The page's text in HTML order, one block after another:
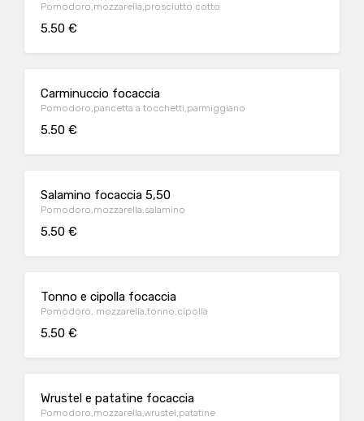
Pomodoro,mozzarella,prosciutto cotto
5.50 €
Carminuccio focaccia
Pomodoro,pancetta a tocchetti,parmiggiano
5.50 €
Salamino focaccia 5,50
Pomodoro,mozzarella,salamino
5.50 €
Tonno e cipolla focaccia
Pomodoro, mozzarella,tonno,cipolla
5.50 €
Wrustel e patatine focaccia
Pomodoro,mozzarella,wrustel,patatine